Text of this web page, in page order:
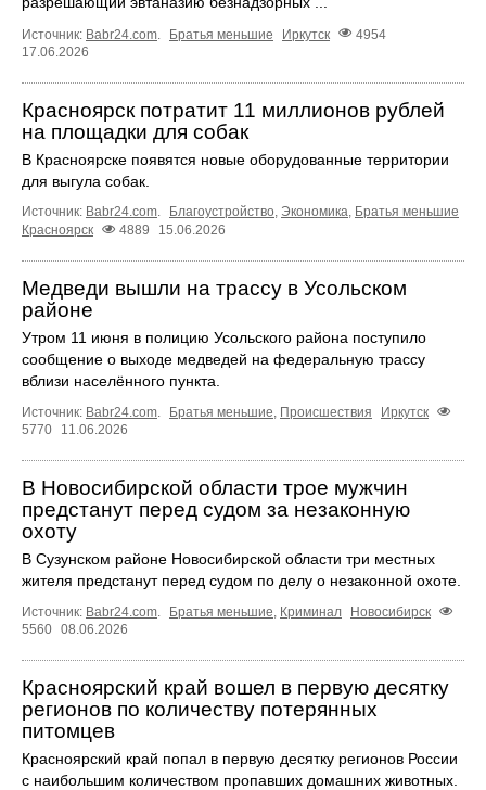
Источник: Babr24.com Братья меньшие Иркутск
4954
17.06.2026
Красноярск потратит 11 миллионов рублей
на площадки для собак
В Красноярске появятся новые оборудованные территории
для выгула собак.
Источник: Babr24.com Благоустройство Экономика Братья меньшие
Красноярск
4889 15.06.2026
Медведи вышли на трассу в Усольском
районе
Утром 11 июня в полицию Усольского района поступило
сообщение о выходе медведей на федеральную трассу
вблизи населённого пункта.
Источник: Babr24.com Братья меньшие Происшествия
Иркутск
5770
11.06.2026
В Новосибирской области трое мужчин
предстанут перед судом за незаконную
охоту
В Сузунском районе Новосибирской области три местных
жителя предстанут перед судом по делу о незаконной охоте.
Источник: Babr24.com. Братья меньшие, Криминал
Новосибирск
5560 08.06.2026
Красноярский край вошел в первую десятку
регионов по количеству потерянных
питомцев
Красноярский край попал в первую десятку регионов России
с наибольшим количеством пропавших домашних животных.